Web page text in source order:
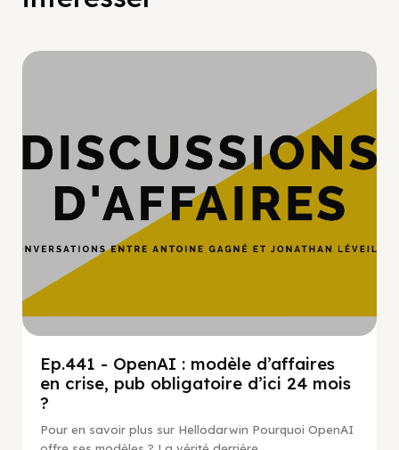
Ep.441 - OpenAI : modèle d’affaires
en crise, pub obligatoire d’ici 24 mois
?
Pour en savoir plus sur Hellodarwin Pourquoi OpenAI